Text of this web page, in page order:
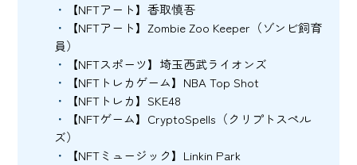
【NFTアート】香取慎吾
【NFTアート】Zombie Zoo Keeper（ゾンビ飼育
員）
【NFTスポーツ】埼玉西武ライオンズ
【NFTトレカゲーム】NBA Top Shot
【NFTトレカ】SKE48
【NFTゲーム】CryptoSpells（クリプトスペル
ズ）
【NFTミュージック】Linkin Park